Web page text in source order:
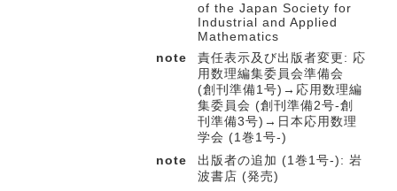
of the Japan Society for
Industrial and Applied
Mathematics
note
責任表示及び出版者変更: 応
用数理編集委員会準備会
(創刊準備1号)→応用数理編
集委員会 (創刊準備2号-創
刊準備3号)→日本応用数理
学会 (1巻1号-)
note
出版者の追加 (1巻1号-): 岩
波書店 (発売)